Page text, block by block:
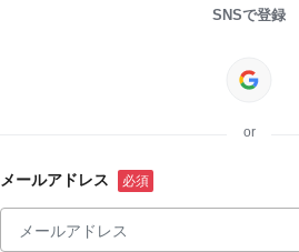
SNSで登録
or
メールアドレス